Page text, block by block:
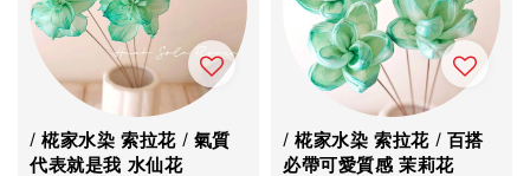
/ 椛家水染 索拉花 / 氣質
代表就是我 水仙花
/ 椛家水染 索拉花 / 百搭
必帶可愛質感 茉莉花